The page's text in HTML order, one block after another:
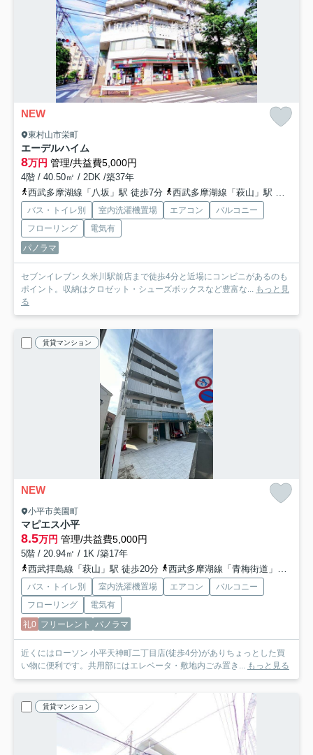
NEW
東村山市栄町
エーデルハイム
8万円 管理/共益費5,000円
4階 / 40.50㎡ / 2DK /築37年
西武多摩湖線「八坂」駅 徒歩7分
西武多摩湖線「萩山」駅 徒歩15分
バス・トイレ別 室内洗濯機置場 エアコン
バルコニー
フローリング
電気有
パノラマ
セブンイレブン 久米川駅前店まで徒歩4分と近場にコンビニがあるのも
ポイント。収納はクロゼット・シューズボックスなど豊富な...
もっと見
る
賃貸マンション
NEW
小平市美園町
マピエス小平
8.5万円 管理/共益費5,000円
5階 / 20.94㎡ / 1K /築17年
西武拝島線「萩山」駅 徒歩20分
西武多摩湖線「青梅街道」駅 徒歩24分
バス・トイレ別 室内洗濯機置場 エアコン
バルコニー
フローリング
電気有
礼0 フリーレント パノラマ
近くにはローソン 小平天神町二丁目店(徒歩4分)がありちょっとした買
い物に便利です。共用部にはエレベータ・敷地内ごみ置き...
もっと見る
賃貸マンション